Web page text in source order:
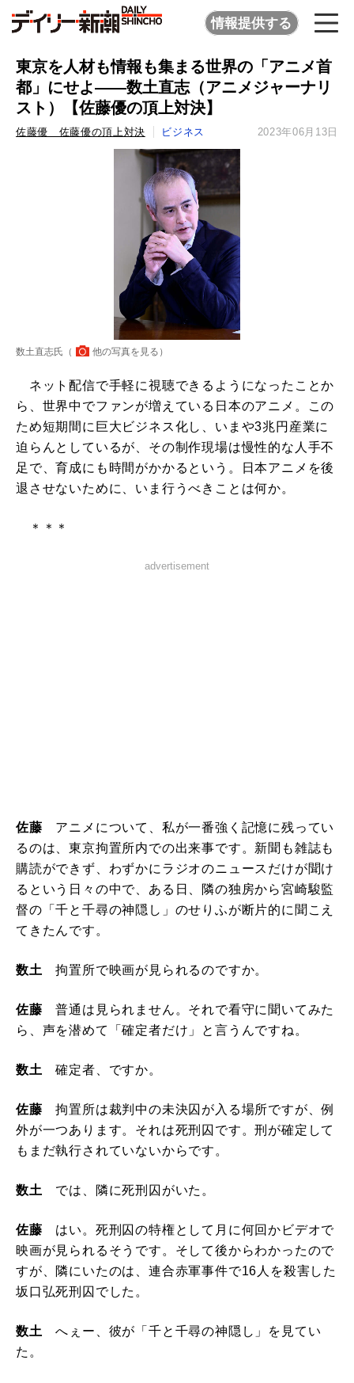
情報提供する
東京を人材も情報も集まる世界の「アニメ首
都」にせよ――数土直志（アニメジャーナリ
スト）【佐藤優の頂上対決】
佐藤優 佐藤優の頂上対決 ビジネス 2023年06月13日
数土直志氏（ 他の写真を見る ）
ネット配信で手軽に視聴できるようになったことか
ら、世界中でファンが増えている日本のアニメ。この
ため短期間に巨大ビジネス化し、いまや3兆円産業に
迫らんとしているが、その制作現場は慢性的な人手不
足で、育成にも時間がかかるという。日本アニメを後
退させないために、いま行うべきことは何か。
＊＊＊
advertisement
佐藤 アニメについて、私が一番強く記憶に残ってい
るのは、東京拘置所内での出来事です。新聞も雑誌も
購読ができず、わずかにラジオのニュースだけが聞け
るという日々の中で、ある日、隣の独房から宮崎駿監
督の「千と千尋の神隠し」のせりふが断片的に聞こえ
てきたんです。
数土 拘置所で映画が見られるのですか。
佐藤 普通は見られません。それで看守に聞いてみた
ら、声を潜めて「確定者だけ」と言うんですね。
数土 確定者、ですか。
佐藤 拘置所は裁判中の未決囚が入る場所ですが、例
外が一つあります。それは死刑囚です。刑が確定して
もまだ執行されていないからです。
数土 では、隣に死刑囚がいた。
佐藤 はい。死刑囚の特権として月に何回かビデオで
映画が見られるそうです。そして後からわかったので
すが、隣にいたのは、連合赤軍事件で16人を殺害した
坂口弘死刑囚でした。
数土 へぇー、彼が「千と千尋の神隠し」を見てい
た。